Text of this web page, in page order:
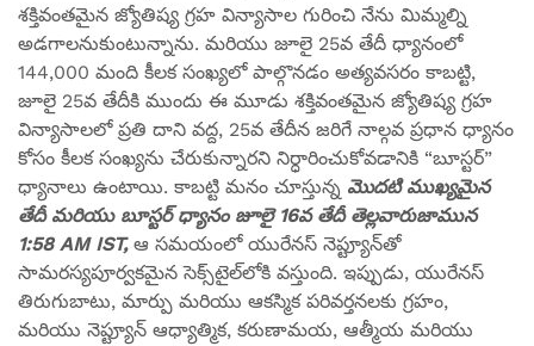
శక్తివంతమైన జ్యోతిష్య గ్రహ విన్యాసాల గురించి నేను మిమ్మల్ని
అడగాలనుకుంటున్నాను. మరియు జూలై 25వ తేదీ ధ్యానంలో
144,000 మంది కీలక సంఖ్యలో పాల్గొనడం అత్యవసరం కాబట్టి,
జూలై 25వ తేదీకి ముందు ఈ మూడు శక్తివంతమైన జ్యోతిష్య గ్రహ
విన్యాసాలలో ప్రతి దాని వద్ద, 25వ తేదీన జరిగే నాల్గవ ప్రధాన ధ్యానం
కోసం కీలక సంఖ్యను చేరుకున్నారని నిర్ధారించుకోవడానికి “బూస్టర్”
ధ్యానాలు ఉంటాయి. కాబట్టి మనం చూస్తున్న మొదటి ముఖ్యమైన
తేదీ మరియు బూస్టర్ ధ్యానం జూలై 16వ తేదీ తెల్లవారుజామున
1:58 AM IST,ఆ సమయంలో యురేనస్ నెప్ట్యూన్‌తో
సామరస్యపూర్వకమైన సెక్స్‌టైల్‌లోకి వస్తుంది. ఇప్పుడు, యురేనస్
తిరుగుబాటు, మార్పు మరియు ఆకస్మిక పరివర్తనలకు గ్రహం,
మరియు నెప్ట్యూన్ ఆధ్యాత్మిక, కరుణామయ, ఆత్మీయ మరియు